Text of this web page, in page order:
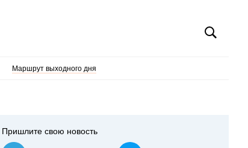
Маршрут выходного дня
Пришлите свою новость